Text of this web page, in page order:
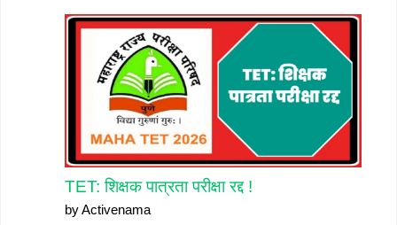
TET: शिक्षक पात्रता परीक्षा रद्द !
by Activenama